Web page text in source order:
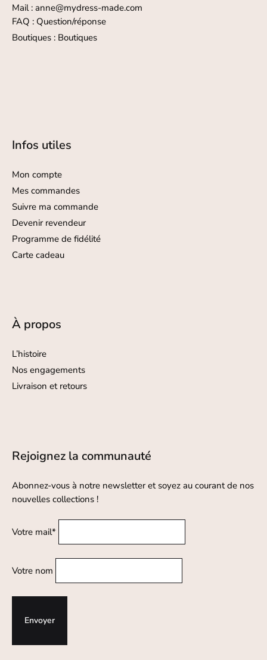
Mail : anne@mydress-made.com
FAQ : Question/réponse
Boutiques : Boutiques
Infos utiles
Mon compte
Mes commandes
Suivre ma commande
Devenir revendeur
Programme de fidélité
Carte cadeau
À propos
L’histoire
Nos engagements
Livraison et retours
Rejoignez la communauté
Abonnez-vous à notre newsletter et soyez au courant de nos
nouvelles collections !
Votre mail*
Votre nom